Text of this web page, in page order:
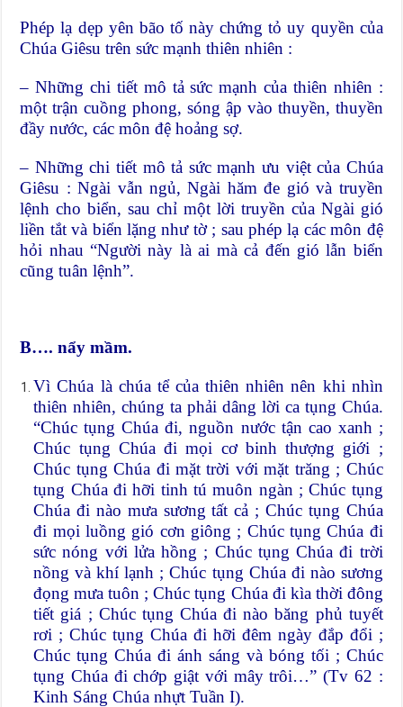
Phép lạ dẹp yên bão tố này chứng tỏ uy quyền của
Chúa Giêsu trên sức mạnh thiên nhiên :
– Những chi tiết mô tả sức mạnh của thiên nhiên :
một trận cuồng phong, sóng ập vào thuyền, thuyền
đầy nước, các môn đệ hoảng sợ.
– Những chi tiết mô tả sức mạnh ưu việt của Chúa
Giêsu : Ngài vẫn ngủ, Ngài hăm đe gió và truyền
lệnh cho biển, sau chỉ một lời truyền của Ngài gió
liền tắt và biển lặng như tờ ; sau phép lạ các môn đệ
hỏi nhau “Người này là ai mà cả đến gió lẫn biển
cũng tuân lệnh”.
B…. nẩy mầm.
Vì Chúa là chúa tể của thiên nhiên nên khi nhìn
thiên nhiên, chúng ta phải dâng lời ca tụng Chúa.
“Chúc tụng Chúa đi, nguồn nước tận cao xanh ;
Chúc tụng Chúa đi mọi cơ binh thượng giới ;
Chúc tụng Chúa đi mặt trời với mặt trăng ; Chúc
tụng Chúa đi hỡi tinh tú muôn ngàn ; Chúc tụng
Chúa đi nào mưa sương tất cả ; Chúc tụng Chúa
đi mọi luồng gió cơn giông ; Chúc tụng Chúa đi
sức nóng với lửa hồng ; Chúc tụng Chúa đi trời
nồng và khí lạnh ; Chúc tụng Chúa đi nào sương
đọng mưa tuôn ; Chúc tụng Chúa đi kìa thời đông
tiết giá ; Chúc tụng Chúa đi nào băng phủ tuyết
rơi ; Chúc tụng Chúa đi hỡi đêm ngày đắp đổi ;
Chúc tụng Chúa đi ánh sáng và bóng tối ; Chúc
tụng Chúa đi chớp giật với mây trôi…” (Tv 62 :
Kinh Sáng Chúa nhựt Tuần I).